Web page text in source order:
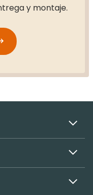
y montaje.